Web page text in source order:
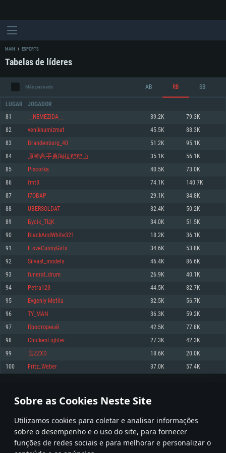
Sobre as Cookies Neste Site
Utilizamos cookies para coletar e analisar informações
sobre o desempenho e o uso do site, para fornecer
funções de redes sociais e para melhorar e personalizar o
REQUERIMENTOS DE SISTEMA
Mínimo
Sistema Operativo: Windows 10 (64 bit)
Processador: Dual-Core 2.2 GHz
Memória: 4GB
Placa Gráfica: Placa com DirectX 11: AMD Radeon 77XX / NVIDIA GeForce
GTX 660. Resolução mínima suportada: 720p
Network: Internet de banda larga.
Disco: 23,1 GB
Recomendado
superior, Radeon RX 570 ou superior
Disco: 75,9 GB
Mínimo
Sistema Operativo: Mac OS Big Sur 11.0 ou versão mais recente
Processador: Core i5 2.2GHz mínimo (Intel Xeon não suportado)
Memória: 6 GB
Placa Gráfica: Intel Iris Pro 5200 (Mac), equivalentes AMD/Nvidia para Mac.
Resolução mínima suportada: 720p com suporte Metal.
Network: Internet de banda larga.
Disco: 21,5 GB
Recomendado
Network: Internet de banda larga.
Mínimo
Sistema Operativo: Distribuições mais modernas do Linux de 64bit
Processador: Dual-Core 2.4 GHz
Memória: 4 GB
Placa Gráfica: NVIDIA 660 com os drivers mais recentes (não mais de 6
meses) / equivalentes AMD com os drivers mais recentes com suporte
Vulkan (não mais de 6 meses); Resolução mínima suportada: 720p.
Network: Internet de banda larga.
Disco: 21,5 GB
Recomendado
Sistema Operativo: Ubuntu 20.04 64bit
Processador: Intel Core i7
Memória: 16 GB
Placa Gráfica: NVIDIA 1060 com os drivers mais recentes (não mais de 6
meses) / equivalentes AMD (Radeon RX 570) com os drivers mais recentes
Network: Internet de banda larga.
MAIN ESPORTS
Tabelas de líderes
Mês passado AB RB SB
LUGAR JOGADOR
81 __NEMEZIDA__ 39.2K 79.3K
82 veniknumizmat 45.5K 88.3K
83 Brandenburg_40 51.2K 95.1K
84 原神高手勇闯拉粑粑山 35.1K 56.1K
85 Piscorka 40.5K 73.0K
86 fmt3 74.1K 140.7K
87 l7OBAP 29.1K 34.8K
88 UBERSOLDAT 32.4K 50.2K
89 Бусік_ТЦК 34.0K 51.5K
90 BlackAndWhite321 18.2K 36.1K
91 ILoveCunnyGirls 34.6K 53.8K
92 Silvast_models 46.4K 86.6K
93 funeral_drum 26.9K 40.1K
94 Petra123 44.5K 82.7K
95 Evgeniy Metila 32.5K 56.7K
96 TY_MAN 36.3K 59.2K
97 Просторный 42.5K 77.8K
98 ChickenFighter 27.3K 42.3K
99 言ZZXD 18.6K 20.0K
100 Fritz_Weber 37.0K 57.4K